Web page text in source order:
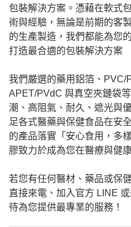
包裝解決方案。憑藉在軟式
術與經驗，無論是前期的客
的生產製造，我們都能為您
打造最合適的包裝解決方案
我們嚴選的藥用鋁箔、PVC/
APET/PVdC 與真空夾鏈袋
潮、高阻氣、耐久、遮光與
足各式醫藥與保健食品在安
的產品落實「安心食用，多
膠致力於成為您在醫療與健
若您有任何醫材、藥品或保
直接來電、加入官方 LINE
待為您提供最專業的服務！